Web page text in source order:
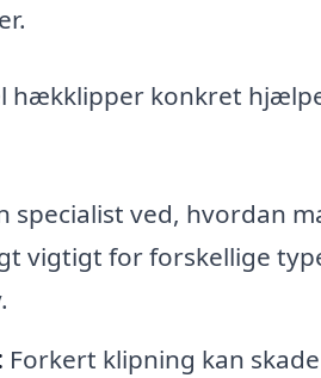
hækklipper konkret
specialist ved, hvordan
vigtigt for forskellige
Forkert klipning kan